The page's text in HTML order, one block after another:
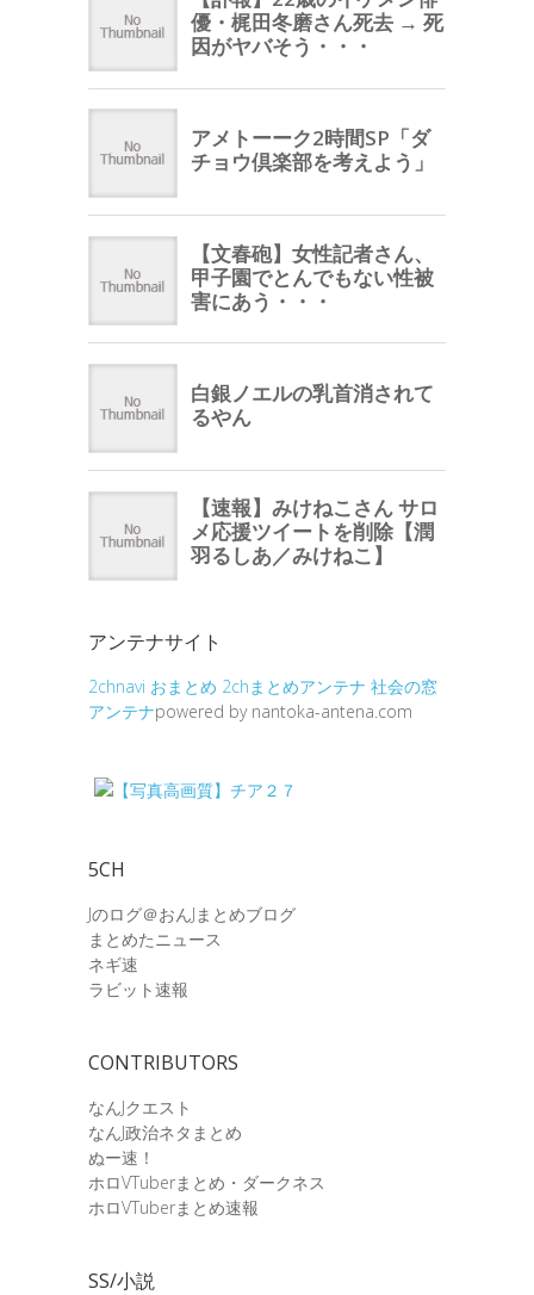
アンテナサイト
2chnavi おまとめ 2chまとめアンテナ 社会の窓
アンテナpowered by nantoka-antena.com
5CH
Jのログ＠おんJまとめブログ
まとめたニュース
ネギ速
ラビット速報
CONTRIBUTORS
なんJクエスト
なんJ政治ネタまとめ
ぬー速！
ホロVTuberまとめ・ダークネス
ホロVTuberまとめ速報
SS/小説